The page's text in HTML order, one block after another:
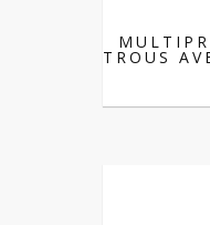
TROUS